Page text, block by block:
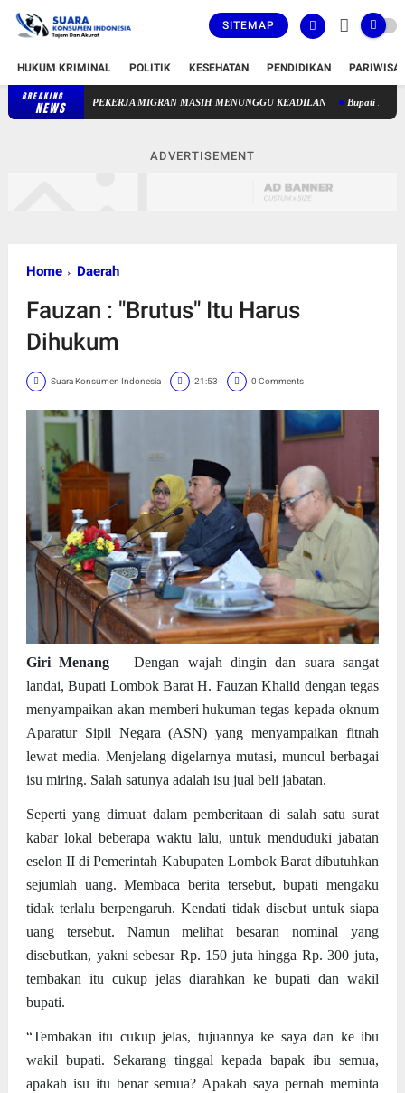
SITEMAP
HUKUM KRIMINAL POLITIK KESEHATAN PENDIDIKAN
BREAKING
NEWS 81 TAHUN MERDEKA, GURU PAUD NONFORMAL DAN PEKERJA
ADVERTISEMENT
Home Daerah
Fauzan : "Brutus" Itu Harus
Dihukum
Suara Konsumen Indonesia 21:53 0 Comments
Giri Menang – Dengan wajah dingin dan suara sangat
landai, Bupati Lombok Barat H. Fauzan Khalid dengan tegas
menyampaikan akan memberi hukuman tegas kepada oknum
Aparatur Sipil Negara (ASN) yang menyampaikan fitnah
lewat media. Menjelang digelarnya mutasi, muncul berbagai
isu miring. Salah satunya adalah isu jual beli jabatan.
Seperti yang dimuat dalam pemberitaan di salah satu surat
kabar lokal beberapa waktu lalu, untuk menduduki jabatan
eselon II di Pemerintah Kabupaten Lombok Barat dibutuhkan
sejumlah uang. Membaca berita tersebut, bupati mengaku
tidak terlalu berpengaruh. Kendati tidak disebut untuk siapa
uang tersebut. Namun melihat besaran nominal yang
disebutkan, yakni sebesar Rp. 150 juta hingga Rp. 300 juta,
tembakan itu cukup jelas diarahkan ke bupati dan wakil
bupati.
“Tembakan itu cukup jelas, tujuannya ke saya dan ke ibu
wakil bupati. Sekarang tinggal kepada bapak ibu semua,
apakah isu itu benar semua? Apakah saya pernah meminta